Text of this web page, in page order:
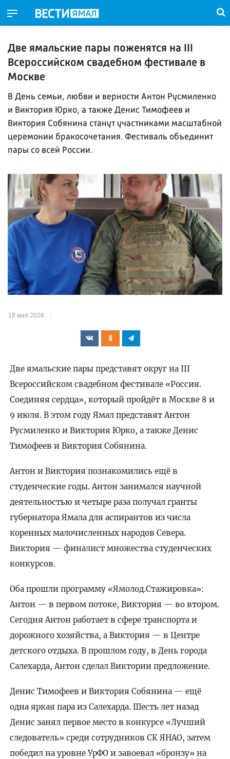
Две ямальские пары поженятся на III
Всероссийском свадебном фестивале в
Москве
В День семьи, любви и верности Антон Русмиленко
и Виктория Юрко, а также Денис Тимофеев и
Виктория Собянина станут участниками масштабной
церемонии бракосочетания. Фестиваль объединит
пары со всей России.
18 мая 2026
Две ямальские пары представят округ на III
Всероссийском свадебном фестивале «Россия.
Соединяя сердца», который пройдёт в Москве 8 и
9 июля. В этом году Ямал представят Антон
Русмиленко и Виктория Юрко, а также Денис
Тимофеев и Виктория Собянина.
Антон и Виктория познакомились ещё в
студенческие годы. Антон занимался научной
деятельностью и четыре раза получал гранты
губернатора Ямала для аспирантов из числа
коренных малочисленных народов Севера.
Виктория — финалист множества студенческих
конкурсов.
Оба прошли программу «Ямолод.Стажировка»:
Антон — в первом потоке, Виктория — во втором.
Сегодня Антон работает в сфере транспорта и
дорожного хозяйства, а Виктория — в Центре
детского отдыха. В прошлом году, в День города
Салехарда, Антон сделал Виктории предложение.
Денис Тимофеев и Виктория Собянина — ещё
одна яркая пара из Салехарда. Шесть лет назад
Денис занял первое место в конкурсе «Лучший
следователь» среди сотрудников СК ЯНАО, затем
победил на уровне УрФО и завоевал «бронзу» на